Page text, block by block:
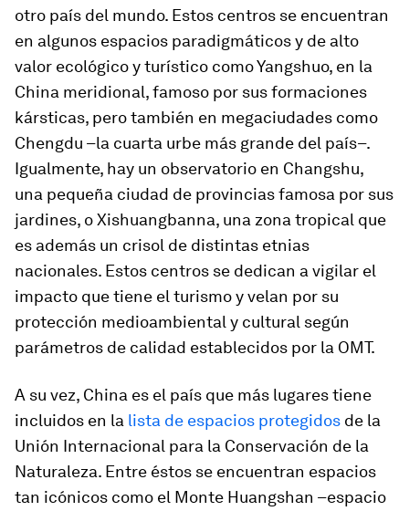
otro país del mundo. Estos centros se encuentran
en algunos espacios paradigmáticos y de alto
valor ecológico y turístico como Yangshuo, en la
China meridional, famoso por sus formaciones
kársticas, pero también en megaciudades como
Chengdu –la cuarta urbe más grande del país–.
Igualmente, hay un observatorio en Changshu,
una pequeña ciudad de provincias famosa por sus
jardines, o Xishuangbanna, una zona tropical que
es además un crisol de distintas etnias
nacionales. Estos centros se dedican a vigilar el
impacto que tiene el turismo y velan por su
protección medioambiental y cultural según
parámetros de calidad establecidos por la OMT.
A su vez, China es el país que más lugares tiene
incluidos en la lista de espacios protegidos de la
Unión Internacional para la Conservación de la
Naturaleza. Entre éstos se encuentran espacios
tan icónicos como el Monte Huangshan –espacio